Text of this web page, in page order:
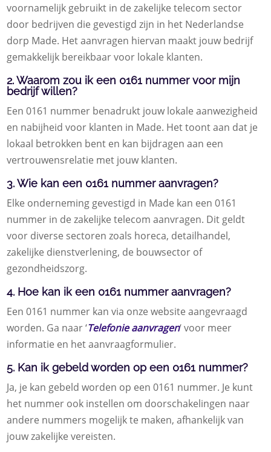
voornamelijk gebruikt in de zakelijke telecom sector
door bedrijven die gevestigd zijn in het Nederlandse
dorp Made. Het aanvragen hiervan maakt jouw bedrijf
gemakkelijk bereikbaar voor lokale klanten.
2. Waarom zou ik een 0161 nummer voor mijn
bedrijf willen?
Een 0161 nummer benadrukt jouw lokale aanwezigheid
en nabijheid voor klanten in Made. Het toont aan dat je
lokaal betrokken bent en kan bijdragen aan een
vertrouwensrelatie met jouw klanten.
3. Wie kan een 0161 nummer aanvragen?
Elke onderneming gevestigd in Made kan een 0161
nummer in de zakelijke telecom aanvragen. Dit geldt
voor diverse sectoren zoals horeca, detailhandel,
zakelijke dienstverlening, de bouwsector of
gezondheidszorg.
4. Hoe kan ik een 0161 nummer aanvragen?
Een 0161 nummer kan via onze website aangevraagd
worden. Ga naar ‘Telefonie aanvragen‘ voor meer
informatie en het aanvraagformulier.
5. Kan ik gebeld worden op een 0161 nummer?
Ja, je kan gebeld worden op een 0161 nummer. Je kunt
het nummer ook instellen om doorschakelingen naar
andere nummers mogelijk te maken, afhankelijk van
jouw zakelijke vereisten.